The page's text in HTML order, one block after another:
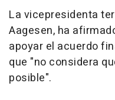
La vicepresidenta
Aagesen, ha
apoyar el acuerdo
que "no considera
posible".